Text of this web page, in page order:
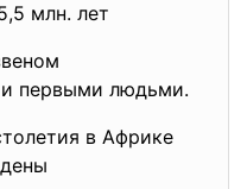
млн. лет
первыми людьми.
в Африке